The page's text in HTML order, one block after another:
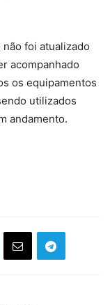
foi atualizado
acompanhado
os equipamentos
utilizados
andamento.